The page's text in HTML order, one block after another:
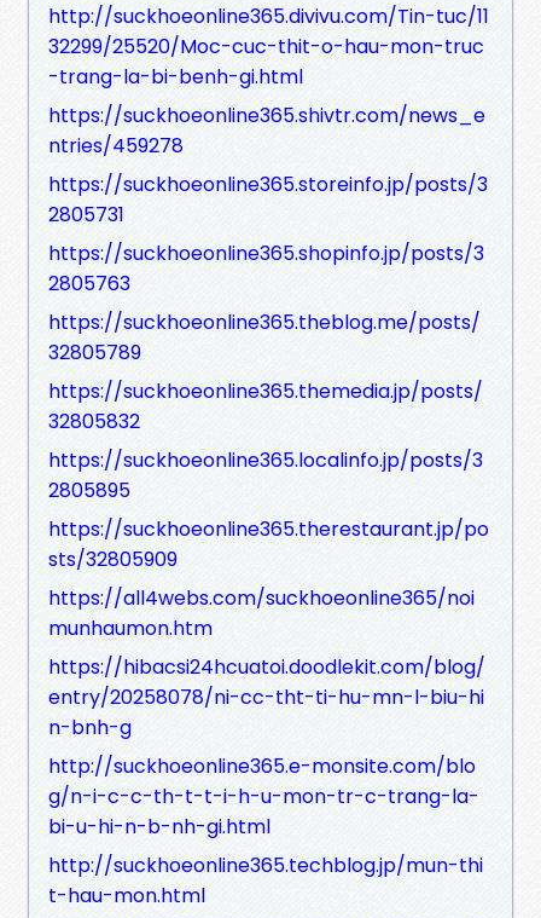
http://suckhoeonline365.divivu.com/Tin-tuc/11
32299/25520/Moc-cuc-thit-o-hau-mon-truc
-trang-la-bi-benh-gi.html
https://suckhoeonline365.shivtr.com/news_e
ntries/459278
https://suckhoeonline365.storeinfo.jp/posts/3
2805731
https://suckhoeonline365.shopinfo.jp/posts/3
2805763
https://suckhoeonline365.theblog.me/posts/
32805789
https://suckhoeonline365.themedia.jp/posts/
32805832
https://suckhoeonline365.localinfo.jp/posts/3
2805895
https://suckhoeonline365.therestaurant.jp/po
sts/32805909
https://all4webs.com/suckhoeonline365/noi
munhaumon.htm
https://hibacsi24hcuatoi.doodlekit.com/blog/
entry/20258078/ni-cc-tht-ti-hu-mn-l-biu-hi
n-bnh-g
http://suckhoeonline365.e-monsite.com/blo
g/n-i-c-c-th-t-t-i-h-u-mon-tr-c-trang-la-
bi-u-hi-n-b-nh-gi.html
http://suckhoeonline365.techblog.jp/mun-thi
t-hau-mon.html